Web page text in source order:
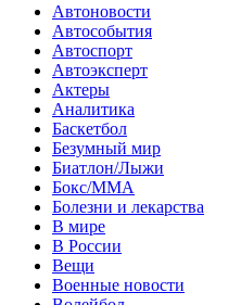
Автоновости
Автособытия
Автоспорт
Автоэксперт
Актеры
Аналитика
Баскетбол
Безумный мир
Биатлон/Лыжи
Бокс/MMA
Болезни и лекарства
В мире
В России
Вещи
Военные новости